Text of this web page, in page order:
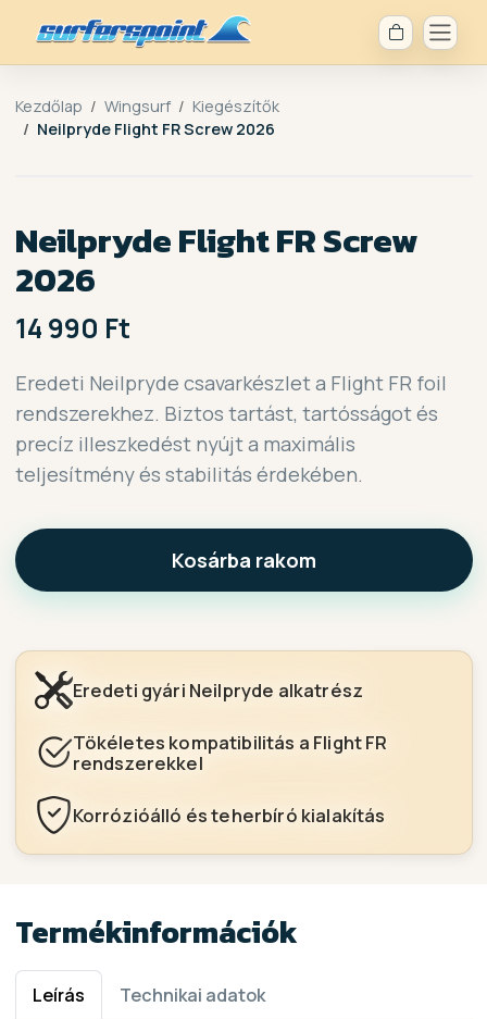
Kezdőlap Wingsurf
Kiegészítők
Neilpryde Flight FR Screw 2026
Neilpryde Flight FR Screw
2026
14 990 Ft
Eredeti Neilpryde csavarkészlet a Flight FR foil
rendszerekhez. Biztos tartást, tartósságot és
precíz illeszkedést nyújt a maximális
teljesítmény és stabilitás érdekében.
Kosárba rakom
Eredeti gyári Neilpryde alkatrész
Tökéletes kompatibilitás a Flight FR
rendszerekkel
Korrózióálló és teherbíró kialakítás
Termékinformációk
Leírás Technikai adatok